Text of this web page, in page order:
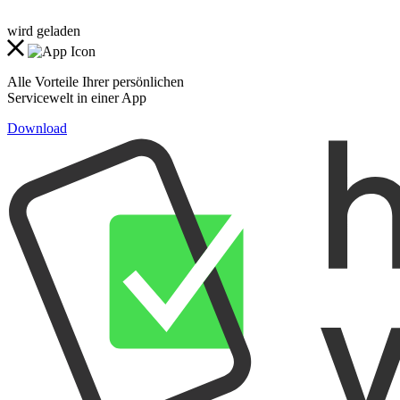
wird geladen
Alle Vorteile Ihrer persönlichen
Servicewelt in einer App
Download